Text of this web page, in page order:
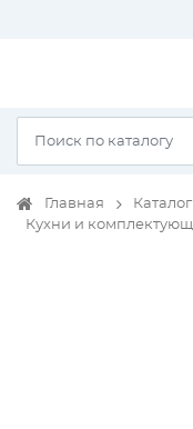
Главная Каталог
Кухни и